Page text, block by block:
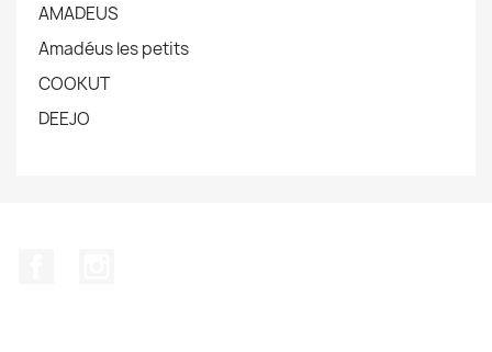
AMADEUS
Amadéus les petits
COOKUT
DEEJO